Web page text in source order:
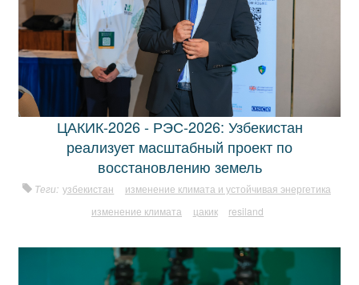
ЦАКИК-2026 - РЭС-2026: Узбекистан
реализует масштабный проект по
восстановлению земель
Теги: узбекистан
изменение климата и устойчивая энергетика
изменение климата
цакик resiland